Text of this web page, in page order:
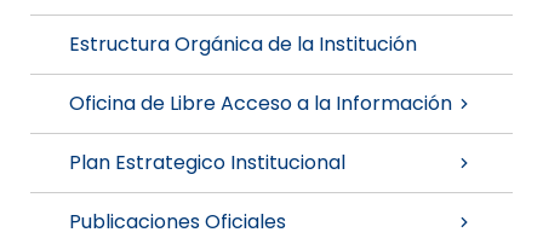
Estructura Orgánica de la Institución
Oficina de Libre Acceso a la Información
Plan Estrategico Institucional
Publicaciones Oficiales